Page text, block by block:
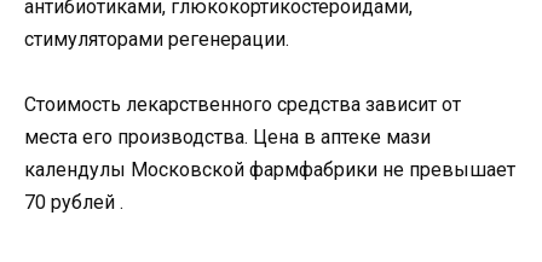
антибиотиками, глюкокортикостероидами,
стимуляторами регенерации.
Стоимость лекарственного средства зависит от
места его производства. Цена в аптеке мази
календулы Московской фармфабрики не превышает
70 рублей .